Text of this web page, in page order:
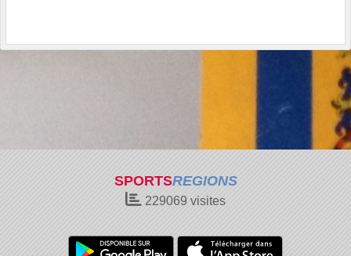
SPORTSREGIONS
229069 visites